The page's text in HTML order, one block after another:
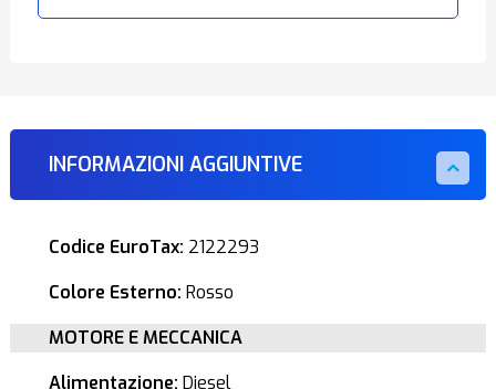
INFORMAZIONI AGGIUNTIVE
Codice EuroTax: 2122293
Colore Esterno: Rosso
MOTORE E MECCANICA
Alimentazione: Diesel